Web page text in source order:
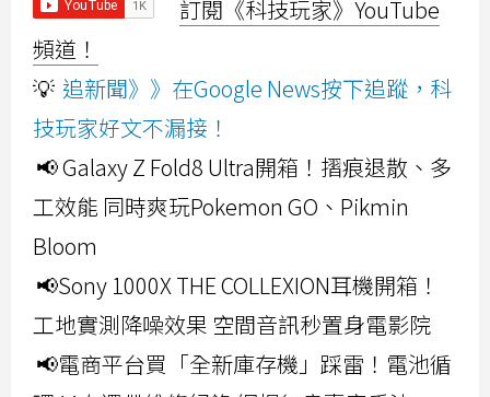
訂閱《科技玩家》YouTube
頻道！
💡 追新聞》》在Google News按下追蹤，科
技玩家好文不漏接！
📢 Galaxy Z Fold8 Ultra開箱！摺痕退散、多
工效能 同時爽玩Pokemon GO、Pikmin
Bloom
📢Sony 1000X THE COLLEXION耳機開箱！
工地實測降噪效果 空間音訊秒置身電影院
📢電商平台買「全新庫存機」踩雷！電池循